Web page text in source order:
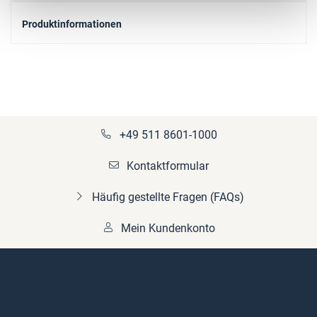
Produktinformationen
+49 511 8601-1000
Kontaktformular
Häufig gestellte Fragen (FAQs)
Mein Kundenkonto